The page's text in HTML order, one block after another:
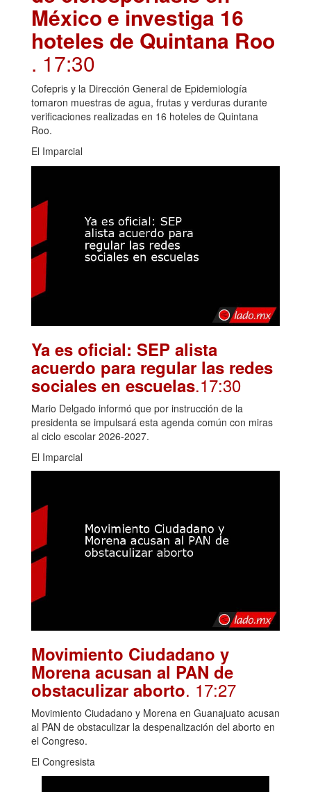
México e investiga 16
hoteles de Quintana Roo
. 17:30
Cofepris y la Dirección General de Epidemiología
tomaron muestras de agua, frutas y verduras durante
verificaciones realizadas en 16 hoteles de Quintana
Roo.
El Imparcial
Ya es oficial: SEP alista
acuerdo para regular las redes
sociales en escuelas.17:30
Mario Delgado informó que por instrucción de la
presidenta se impulsará esta agenda común con miras
al ciclo escolar 2026-2027.
El Imparcial
Movimiento Ciudadano y
Morena acusan al PAN de
obstaculizar aborto. 17:27
Movimiento Ciudadano y Morena en Guanajuato acusan
al PAN de obstaculizar la despenalización del aborto en
el Congreso.
El Congresista